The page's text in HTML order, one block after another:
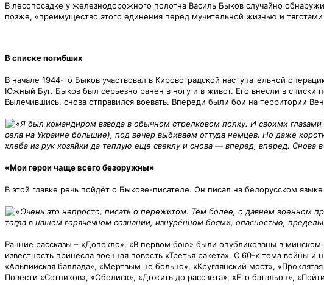
В лесопосадке у железнодорожного полотна Василь Быков случайно
позже, «преимущество этого единения перед мучительной жизнью и
В списке погибших
В начале 1944-го Быков участвовал в Кировоградской наступательной
Южный Буг. Быков был серьезно ранен в ногу и в живот. Его внесли в списки
Вылечившись, снова отправился воевать. Впереди были бои на территории
«Я был командиром взвода в обычном стрелковом полку. И своими
села на Украине большие), под вечер выбиваем оттуда немцев. Но даже
хлеба из рук хозяйки да теплую еще свеклу и снова — вперед, вперед.
«Мои герои чаще всего безоружны»
В этой главке речь пойдёт о Быкове-писателе. Он писал на белорусском
«Очень это непросто, писать о пережитом. Тем более, о давнем военном
тогда в нашем горячечном сознании, изнурённом боями, опасностью,
Ранние рассказы – «Допекло», «В первом бою» были опубликованы в
известность принесла военная повесть «Третья ракета». С 60-х тема войны
«Альпийская баллада», «Мертвым не больно», «Круглянский мост»,
Повести «Сотников», «Обелиск», «Дожить до рассвета», «Его батальон»,